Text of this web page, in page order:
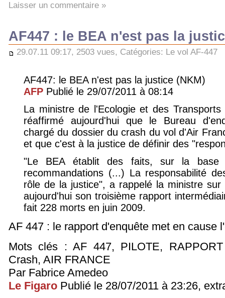
Laisser un commentaire »
AF447 : le BEA n'est pas la
29.07.11 09:17, 2503 vues, Catégories: Le vol AF-447
AF447: le BEA n'est pas la justice (NKM)
AFP Publié le 29/07/2011 à 08:14
La ministre de l'Ecologie et des
réaffirmé aujourd'hui que le Bureau
chargé du dossier du crash du vol d'Air
et que c'est à la justice de définir des
"Le BEA établit des faits, sur la
recommandations (...) La responsabilité
rôle de la justice", a rappelé la ministre
aujourd'hui son troisième rapport
fait 228 morts en juin 2009.
AF 447 : le rapport d'enquête met en cause
Mots clés : AF 447, PILOTE,
Crash, AIR FRANCE
Par Fabrice Amedeo
Le Figaro Publié le 28/07/2011 à 23:26,